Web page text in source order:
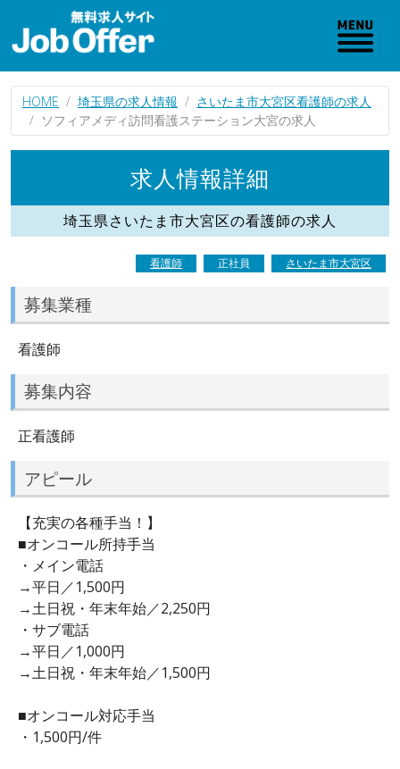
HOME 埼玉県の求人情報
さいたま市大宮区看護師の求人
ソフィアメディ訪問看護ステーション大宮の求人
求人情報詳細
埼玉県さいたま市大宮区の看護師の求人
看護師 正社員 さいたま市大宮区
募集業種
看護師
募集内容
正看護師
アピール
【充実の各種手当！】
■オンコール所持手当
・メイン電話
→平日／1,500円
→土日祝・年末年始／2,250円
・サブ電話
→平日／1,000円
→土日祝・年末年始／1,500円
■オンコール対応手当
・1,500円/件